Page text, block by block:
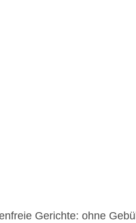
Gerichte: ohne